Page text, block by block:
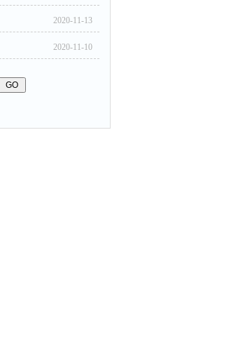
2020-11-13
2020-11-10